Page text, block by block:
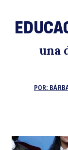
una
POR: